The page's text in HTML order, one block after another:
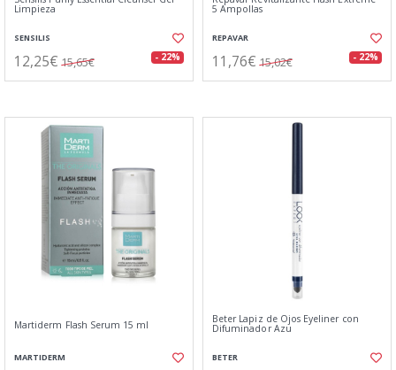
Limpieza
SENSILIS
12,25€ 15,65€ - 22%
5 Ampollas
REPAVAR
11,76€ 15,02€ - 22%
Martiderm Flash Serum 15 ml
MARTIDERM
Beter Lapiz de Ojos Eyeliner con
Difuminador Azu
BETER